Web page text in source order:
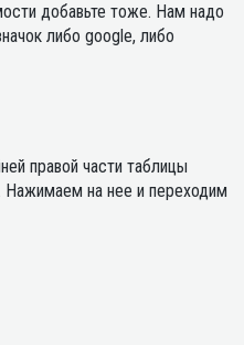
добавьте тоже. Нам надо
либо google, либо
правой части таблицы
Нажимаем на нее и переходим